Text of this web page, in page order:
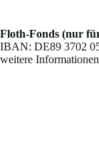
Floth-Fonds (nur
IBAN: DE89 3702
weitere